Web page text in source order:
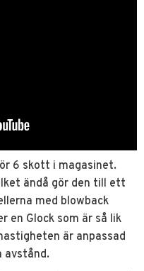
6 skott i magasinet.
ändå gör den till ett
med blowback
en Glock som är så lik
är anpassad
avstånd.